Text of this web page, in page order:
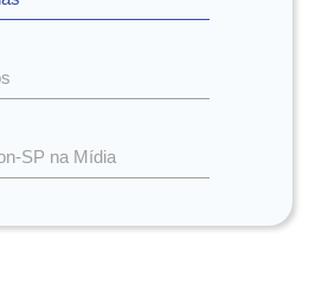
SP na Mídia